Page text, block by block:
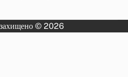
захищено © 2026